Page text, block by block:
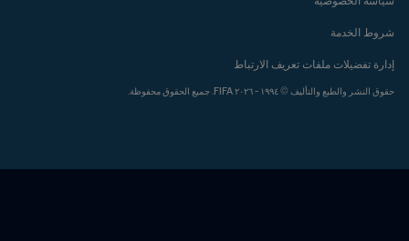
شروط الخدمة
إدارة تفضيلات ملفات تعريف الارتباط
حقوق النشر والطبع والتأليف © ١٩٩٤ - ٢٠٢٦ FIFA. جميع الحقوق محفوظة.